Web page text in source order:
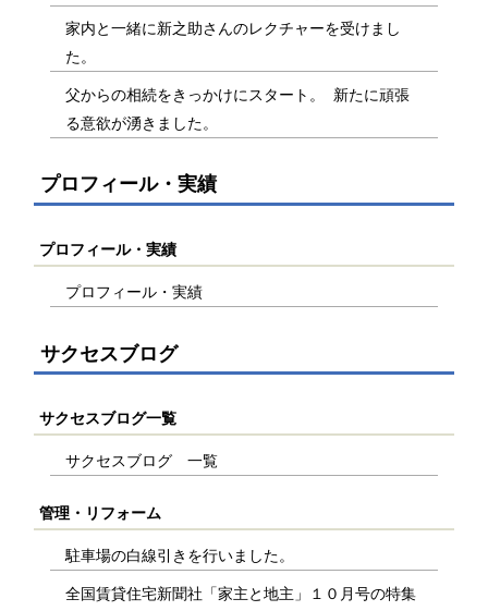
家内と一緒に新之助さんのレクチャーを受けまし
た。
父からの相続をきっかけにスタート。 新たに頑張
る意欲が湧きました。
プロフィール・実績
プロフィール・実績
プロフィール・実績
サクセスブログ
サクセスブログ一覧
サクセスブログ 一覧
管理・リフォーム
駐車場の白線引きを行いました。
全国賃貸住宅新聞社「家主と地主」１０月号の特集